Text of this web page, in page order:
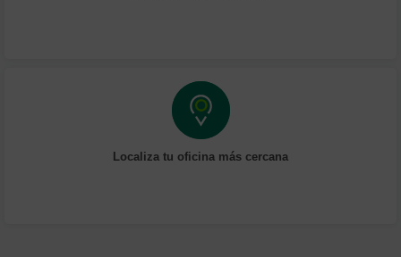
Localiza tu oficina más cercana